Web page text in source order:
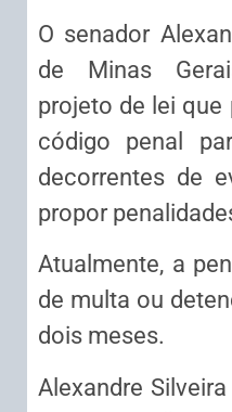
O senador
de Minas
projeto de lei que
código penal
decorrentes de
propor
Atualmente, a
de multa ou
dois meses.
Alexandre